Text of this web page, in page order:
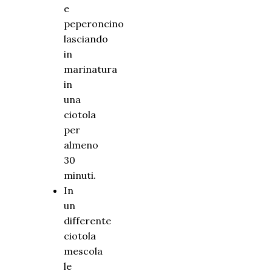
e
peperoncino
lasciando
in
marinatura
in
una
ciotola
per
almeno
30
minuti.
In
un
differente
ciotola
mescola
le